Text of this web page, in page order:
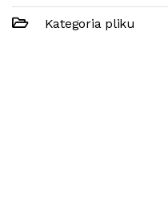
Kategoria pliku